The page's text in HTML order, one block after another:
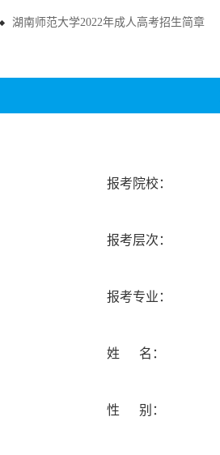
湖南师范大学2022年成人高考招生简章
报考院校：
报考层次：
报考专业：
姓 名：
性 别：